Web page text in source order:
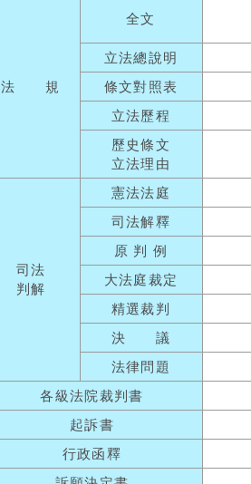
法 規
全文
立法總說明
條文對照表
立法歷程
歷史條文
立法理由
司法
判解
憲法法庭
司法解釋
原 判 例
大法庭裁定
精選裁判
決 議
法律問題
各級法院裁判書
起訴書
行政函釋